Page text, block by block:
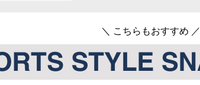
＼ こちらもおすすめ ／